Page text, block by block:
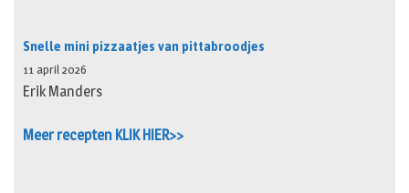
Snelle mini pizzaatjes van pittabroodjes
11 april 2026
Erik Manders
Meer recepten KLIK HIER>>